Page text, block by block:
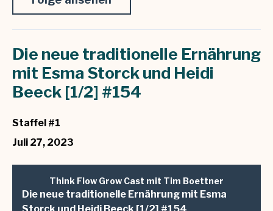
Die neue traditionelle Ernährung
mit Esma Storck und Heidi
Beeck [1/2] #154
Staffel #1
Juli 27, 2023